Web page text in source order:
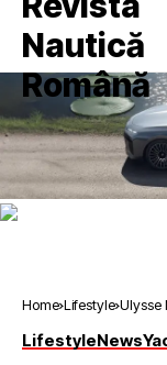
Home Lifestyle Ulysse
LifestyleNews